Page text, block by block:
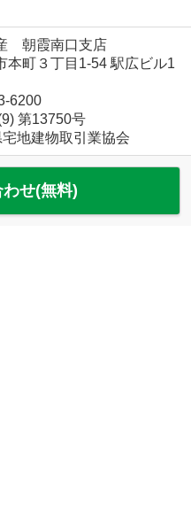
朝霞南口支店
本町３丁目1-54 駅広ビル1
6200
第13750号
地建物取引業協会
せ(無料)